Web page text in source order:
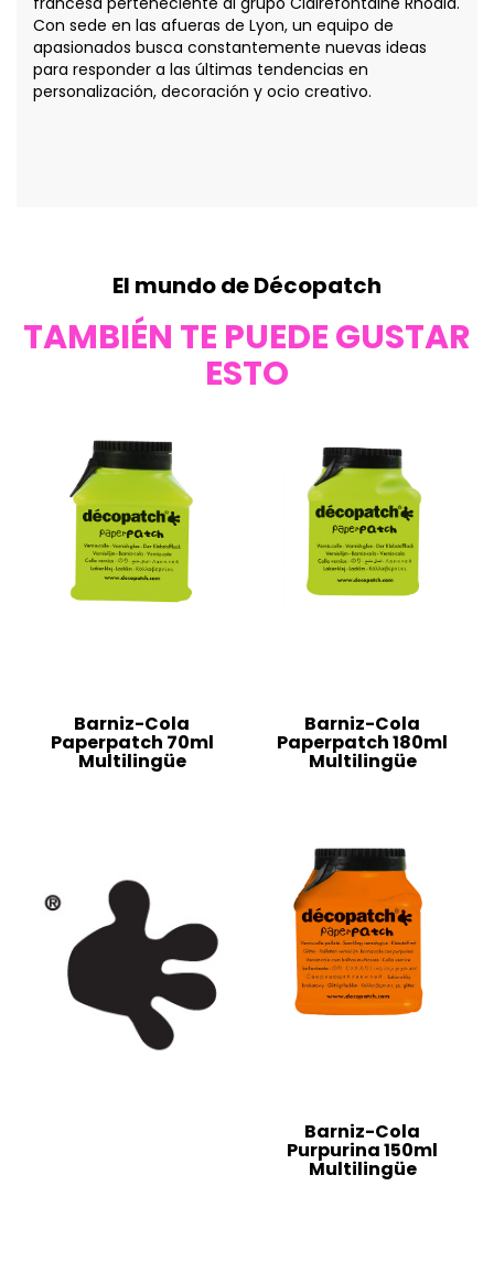
Con sede en las afueras de Lyon, un equipo de
apasionados busca constantemente nuevas ideas
para responder a las últimas tendencias en
personalización, decoración y ocio creativo.
El mundo de Décopatch
TAMBIÉN TE PUEDE GUSTAR
ESTO
Barniz-Cola
Paperpatch 70ml
Multilingüe
Barniz-Cola
Paperpatch 180ml
Multilingüe
Barniz-Cola
Purpurina 150ml
Multilingüe